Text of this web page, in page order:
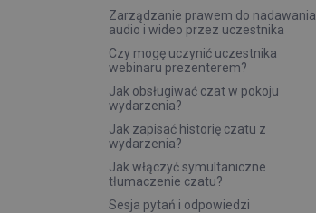
Zarządzanie prawem do nadawania
audio i wideo przez uczestnika
Czy mogę uczynić uczestnika
webinaru prezenterem?
Jak obsługiwać czat w pokoju
wydarzenia?
Jak zapisać historię czatu z
wydarzenia?
Jak włączyć symultaniczne
tłumaczenie czatu?
Sesja pytań i odpowiedzi